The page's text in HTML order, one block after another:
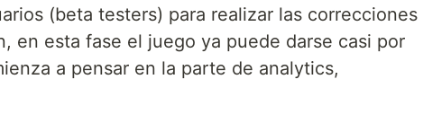
(beta testers) para realizar las correcciones
en esta fase el juego ya puede darse casi por
a pensar en la parte de analytics,